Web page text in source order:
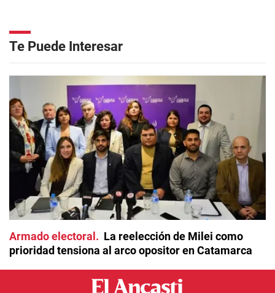
Te Puede Interesar
Armado electoral
La reelección de Milei como
prioridad tensiona al arco opositor en Catamarca